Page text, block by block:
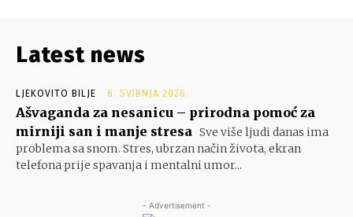
Latest news
LJEKOVITO BILJE 6. SVIBNJA 2026.
Ašvaganda za nesanicu – prirodna pomoć za
mirniji san i manje stresa Sve više ljudi danas ima
problema sa snom. Stres, ubrzan način života, ekran
telefona prije spavanja i mentalni umor...
- Advertisement -